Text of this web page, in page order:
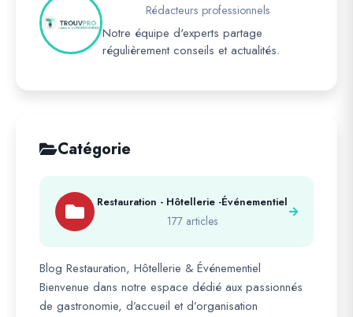
Rédacteurs professionnels
Notre équipe d'experts partage
régulièrement conseils et actualités.
Catégorie
Restauration - Hôtellerie -Événementiel
177 articles
Blog Restauration, Hôtellerie & Événementiel
Bienvenue dans notre espace dédié aux passionnés
de gastronomie, d’accueil et d’organisation